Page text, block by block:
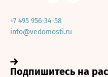
+7 495 956-34-58
info@vedomosti.ru